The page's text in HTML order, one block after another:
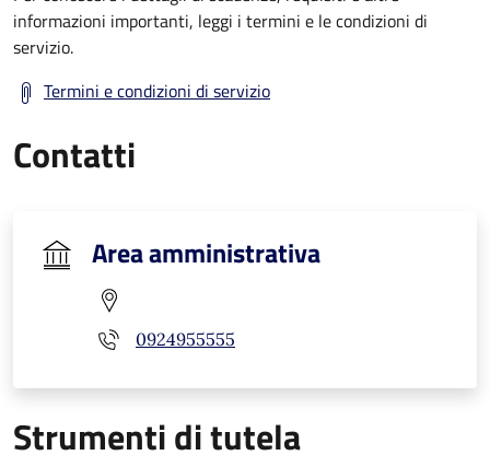
informazioni importanti, leggi i termini e le condizioni di
servizio.
Termini e condizioni di servizio
Contatti
Area amministrativa
0924955555
Strumenti di tutela